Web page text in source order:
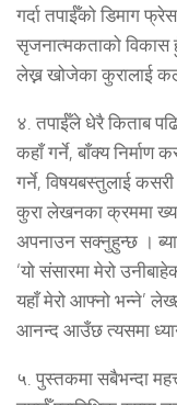
गर्दा तपाईँको डिमाग
सृजनात्मकताको
लेख्न खोजेका कुरालाई
४. तपाईँले धेरै किताब
कहाँ गर्ने, बाँक्य निर्माण
गर्ने, विषयबस्तुलाई
कुरा लेखनका क्रममा
अपनाउन सक्नुहुन्छ ।
‘यो संसारमा मेरो
यहाँ मेरो आफ्नो भन्ने’
आनन्द आउँछ त्यसमा
५. पुस्तकमा सबैभन्दा